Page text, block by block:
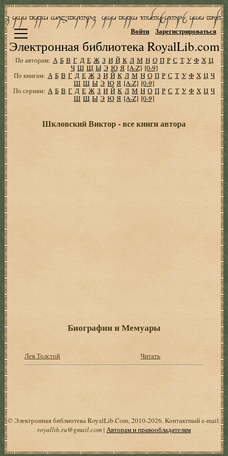
Электронная библиотека RoyalLib.com
Войти Зарегистрироваться
По авторам: А Б В Г Д Е Ж З И Й К Л М Н О П Р С Т У Ф Х Ц
Ч Ш Щ Ы Э Ю Я [A-Z] [0-9]
По книгам: А Б В Г Д Е Ж З И Й К Л М Н О П Р С Т У Ф Х Ц Ч
Ш Щ Ы Э Ю Я [A-Z] [0-9]
По сериям: А Б В Г Д Е Ж З И Й К Л М Н О П Р С Т У Ф Х Ц Ч
Ш Щ Ы Э Ю Я [A-Z] [0-9]
Шкловский Виктор - все книги автора
Биографии и Мемуары
Лев Толстой Читать
© Электронная библиотека RoyalLib.Com, 2010-2026. Контактный e-mail:
royallib.ru@gmail.com| Авторам и правообладателям